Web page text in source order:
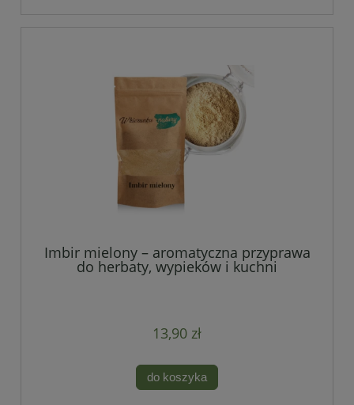
Imbir mielony – aromatyczna przyprawa
do herbaty, wypieków i kuchni
orientalnej
13,90 zł
do koszyka